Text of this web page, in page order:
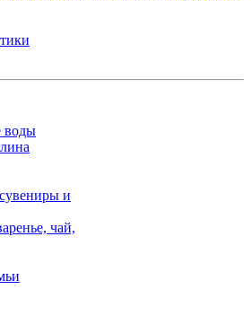
воды
и
чай,